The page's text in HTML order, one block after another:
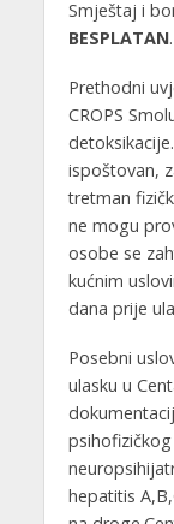
Smještaj i
BESPLATAN.
Prethodni
CROPS
ispoštovan,
tretman
ne mogu
osobe se
kućnim
dana prije
Posebni
ulasku u
hepatitis